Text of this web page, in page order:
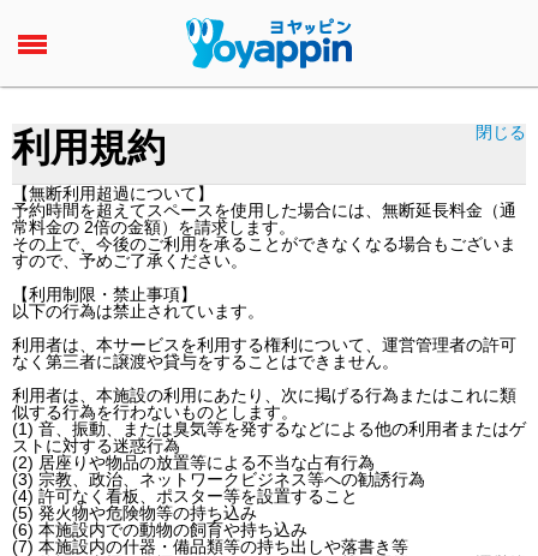
閉じる
利用規約
【無断利用超過について】
予約時間を超えてスペースを使用した場合には、無断延長料金（通
常料金の 2倍の金額）を請求します。
その上で、今後のご利用を承ることができなくなる場合もございま
すので、予めご了承ください。
【利用制限・禁止事項】
以下の行為は禁止されています。
利用者は、本サービスを利用する権利について、運営管理者の許可
なく第三者に譲渡や貸与をすることはできません。
利用者は、本施設の利用にあたり、次に掲げる行為またはこれに類
似する行為を行わないものとします。
(1) 音、振動、または臭気等を発するなどによる他の利用者またはゲ
ストに対する迷惑行為
(2) 居座りや物品の放置等による不当な占有行為
(3) 宗教、政治、ネットワークビジネス等への勧誘行為
(4) 許可なく看板、ポスター等を設置すること
(5) 発火物や危険物等の持ち込み
(6) 本施設内での動物の飼育や持ち込み
(7) 本施設内の什器・備品類等の持ち出しや落書き等